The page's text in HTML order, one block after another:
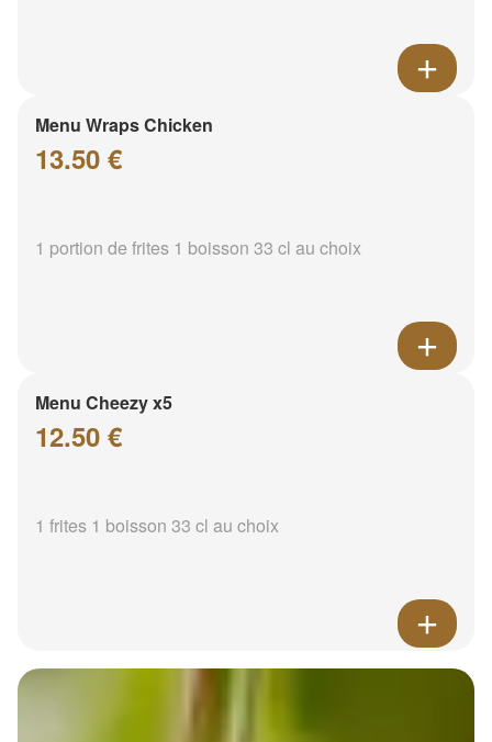
Menu Wraps Chicken
13.50 €
1 portion de frites 1 boisson 33 cl au choix
Menu Cheezy x5
12.50 €
1 frites 1 boisson 33 cl au choix